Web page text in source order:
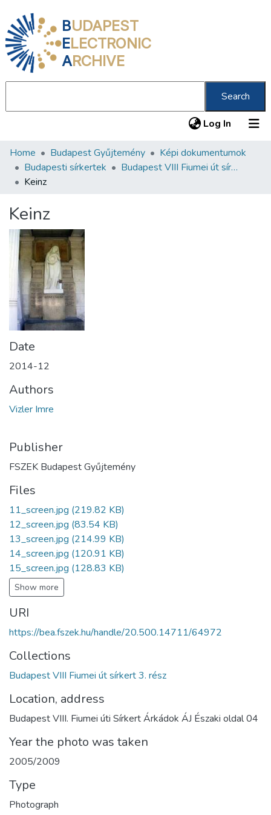
BUDAPEST
ELECTRONIC
ARCHIVE
Search
Log In (current)
Communities & Collections
All of DSpace
About us
Home Budapest Gyűjtemény
Képi dokumentumok
Budapesti sírkertek
Budapest VIII Fiumei út sírkert 3. rész
Keinz
Keinz
Date
2014-12
Authors
Vizler Imre
Publisher
FSZEK Budapest Gyűjtemény
Files
11_screen.jpg (219.82 KB)
12_screen.jpg (83.54 KB)
13_screen.jpg (214.99 KB)
14_screen.jpg (120.91 KB)
15_screen.jpg (128.83 KB)
Show more
URI
https://bea.fszek.hu/handle/20.500.14711/64972
Collections
Budapest VIII Fiumei út sírkert 3. rész
Location, address
Budapest VIII. Fiumei úti Sírkert Árkádok ÁJ Északi oldal 04
Year the photo was taken
2005/2009
Type
Photograph